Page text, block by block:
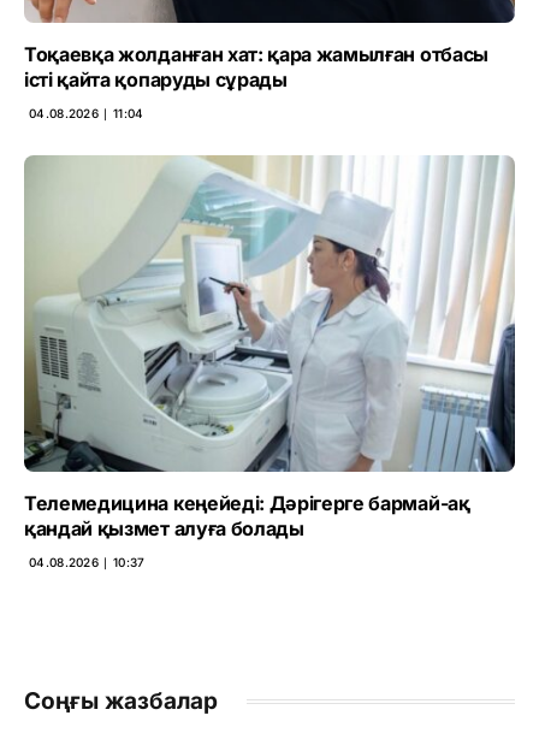
Тоқаевқа жолданған хат: қара жамылған отбасы
істі қайта қопаруды сұрады
04.08.2026 ∣ 11:04
Телемедицина кеңейеді: Дәрігерге бармай-ақ
қандай қызмет алуға болады
04.08.2026 ∣ 10:37
Соңғы жазбалар